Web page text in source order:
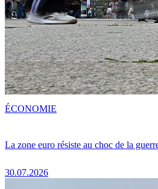
La zone euro résiste au choc de la
30.07.2026
ÉCONOMIE